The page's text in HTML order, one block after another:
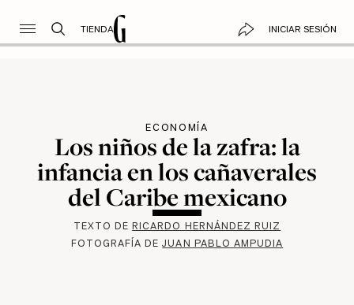
TIENDA INICIAR SESIÓN
ECONOMÍA
Los niños de la zafra: la
infancia en los cañaverales
del Caribe mexicano
TEXTO DERICARDO HERNÁNDEZ RUIZ
FOTOGRAFÍA DEJUAN PABLO AMPUDIA